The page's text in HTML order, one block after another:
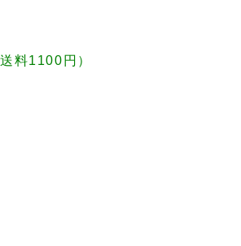
料1100円）